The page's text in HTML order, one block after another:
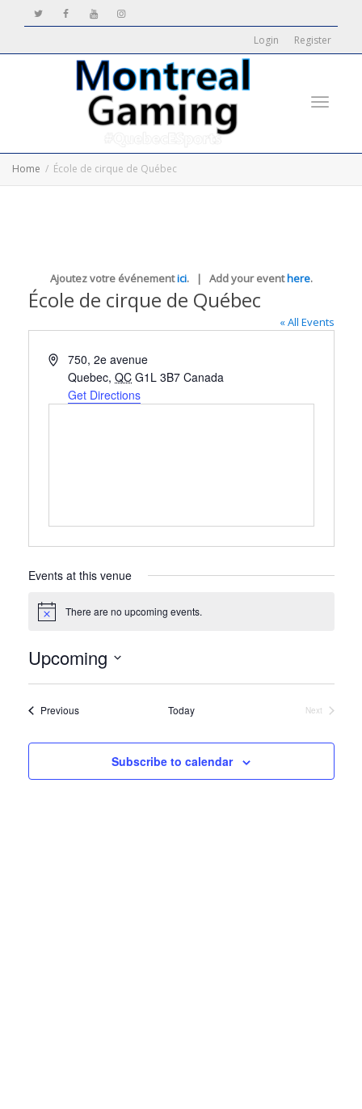
Login Register
Home École de cirque de Québec
Ajoutez votre événementici. | Add your eventhere.
École de cirque de Québec
« All Events
Address750, 2e avenue
Quebec, QC G1L 3B7 Canada
Get Directions
Events at this venue
Notice There are no upcoming events.
Upcoming
PreviousEvents Today
Next
Subscribe to calendar